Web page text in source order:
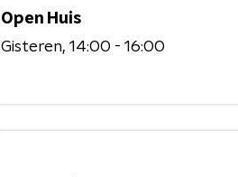
Open Huis
Gisteren 14:00 - 16:00